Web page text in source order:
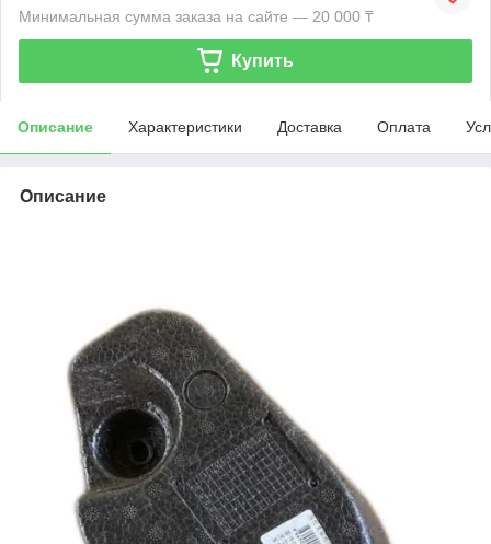
Минимальная сумма заказа на сайте — 20 000 ₸
Купить
Описание Характеристики Доставка Оплата
Описание